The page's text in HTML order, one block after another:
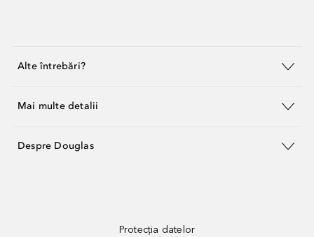
Alte întrebări?
Mai multe detalii
Despre Douglas
Protecția datelor